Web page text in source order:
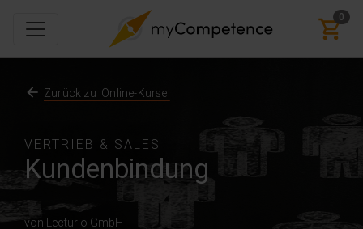
0
VERTRIEB & SALES
Kundenbindung
von Lecturio GmbH
Zurück zu 'Online-Kurse'